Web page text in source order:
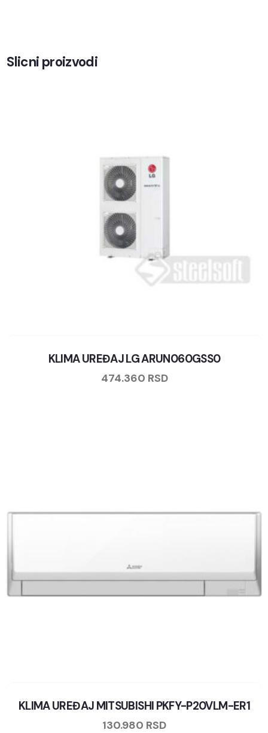
Slicni proizvodi
KLIMA UREĐAJ LG ARUN060GSS0
474.360 RSD
KLIMA UREĐAJ MITSUBISHI PKFY-P20VLM-ER1
130.980 RSD